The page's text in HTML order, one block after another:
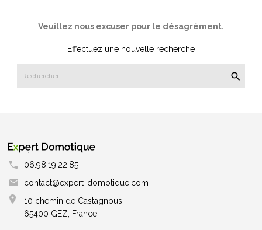
Veuillez nous excuser pour le désagrément.
Effectuez une nouvelle recherche

06.98.19.22.85
contact@expert-domotique.com
10 chemin de Castagnous
65400 GEZ, France